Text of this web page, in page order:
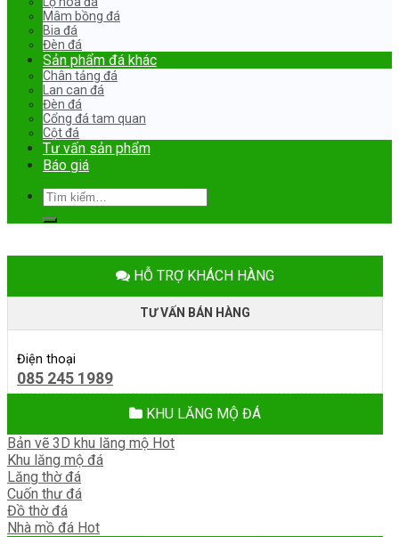
Mâm bồng đá
Bia đá
Đèn đá
Sản phẩm đá khác
Chân tảng đá
Lan can đá
Đèn đá
Cổng đá tam quan
Cột đá
Tư vấn sản phẩm
Báo giá
Tìm
kiếm:
HỖ TRỢ KHÁCH HÀNG
TƯ VẤN BÁN HÀNG
Điện thoại
085 245 1989
KHU LĂNG MỘ ĐÁ
Bản vẽ 3D khu lăng mộ
Khu lăng mộ đá
Lăng thờ đá
Cuốn thư đá
Đồ thờ đá
Nhà mồ đá